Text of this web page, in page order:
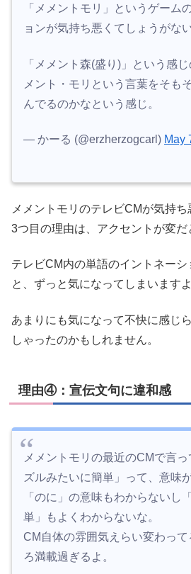
「メメントモリ」というゲーム
ョンが気持ち悪くてしょうがない
「メメント森(盛り)」という感
メント・モリという言葉をそも
んでるのかなという感じ。
— かーる (@erzherzogcarl) May
メメントモリのテレビCMが気持
3つ目の理由は、アクセントが変だ
テレビCM内の単語のイントネー
と、ずっと気になってしまいますよ
あまりにも気になって不快に感じ
しゃったのかもしれません。
理由④：宣伝文句に違和感
メメントモリの最近のCMで言
ズルみたいに簡単」って、意味
「のに」の意味もわからないし
単」もよくわからないな。
CM自体の雰囲気えらい変わって
ろ満載過ぎるよ。